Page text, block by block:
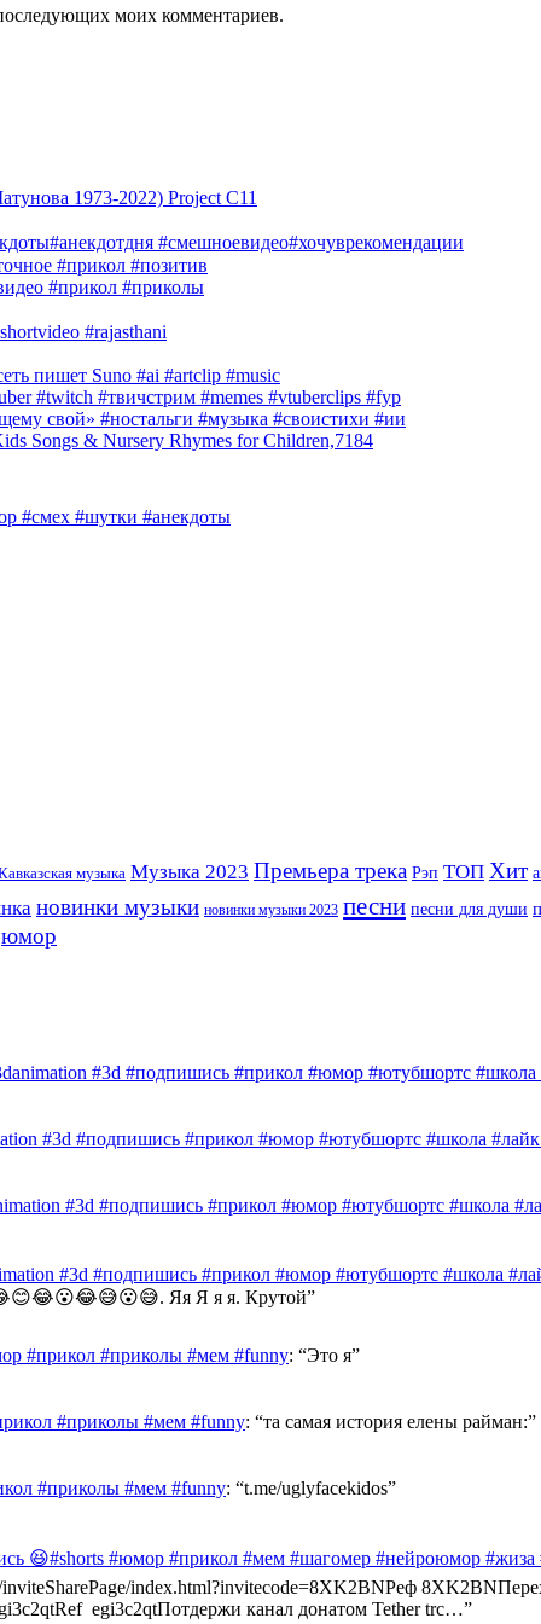
моих комментариев.
1973-2022) Project C11
#смешноевидео#хочуврекомендации
#прикол #позитив
#прикол #приколы
#rajasthani
пишет Suno #ai #artclip #music
#twitch #твичстрим #memes #vtuberclips #fyp
свой» #ностальги #музыка #своистихи #ии
Songs & Nursery Rhymes for Children,7184
#смех #шутки #анекдоты
музыка Музыка 2023 Премьера трека Рэп ТОП Хит
новинки музыки новинки музыки 2023 песни песни для души
юмор
#3d #подпишись #прикол #юмор #ютубшортс
#3d #подпишись #прикол #юмор #ютубшортс #школа
#3d #подпишись #прикол #юмор #ютубшортс #школа
#3d #подпишись #прикол #юмор #ютубшортс #школа
Яя Я я я. Крутой”
#прикол #приколы #мем #funny: “Это я”
#приколы #мем #funny: “та самая история елены райман:”
#приколы #мем #funny: “t.me/uglyfacekidos”
😆#shorts #юмор #прикол #мем #шагомер #нейроюмор #жиза
index.html?invitecode=8XK2BNРеф
egi3c2qtПотдержи канал донатом Tether trc…”